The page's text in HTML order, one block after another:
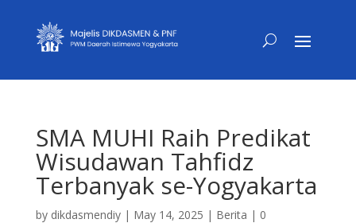
SMA MUHI Raih Predikat
Wisudawan Tahfidz
Terbanyak se-Yogyakarta
by dikdasmendiy| May 14, 2025 | Berita | 0